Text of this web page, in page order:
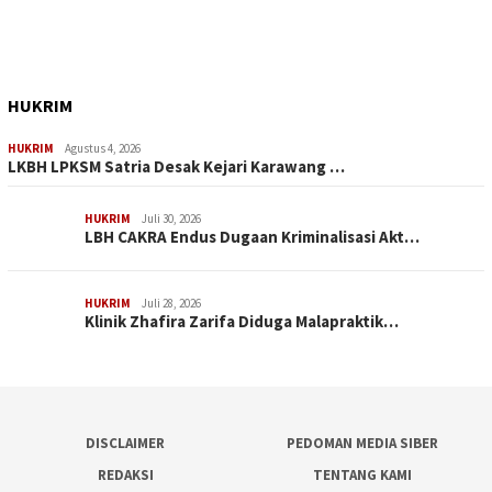
HUKRIM
HUKRIM Agustus 4, 2026
LKBH LPKSM Satria Desak Kejari Karawang …
HUKRIM Juli 30, 2026
LBH CAKRA Endus Dugaan Kriminalisasi Akt…
HUKRIM Juli 28, 2026
Klinik Zhafira Zarifa Diduga Malapraktik…
DISCLAIMER
PEDOMAN MEDIA SIBER
REDAKSI
TENTANG KAMI